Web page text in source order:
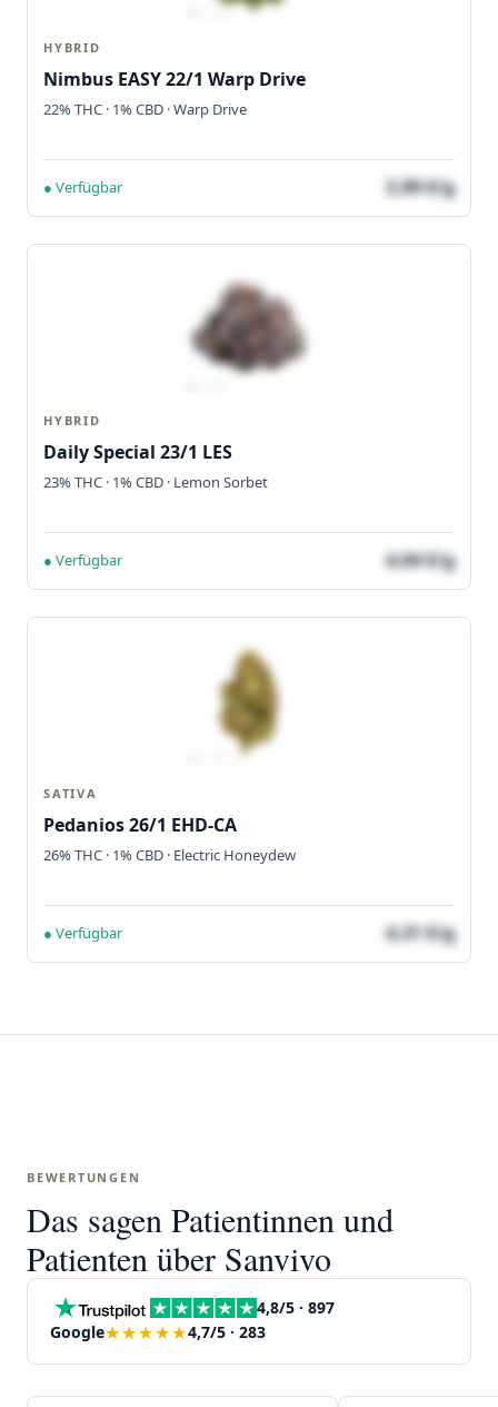
HYBRID
Nimbus EASY 22/1 Warp Drive
22% THC · 1% CBD · Warp Drive
● Verfügbar 3,99 €/g
HYBRID
Daily Special 23/1 LES
23% THC · 1% CBD · Lemon Sorbet
● Verfügbar 4,04 €/g
SATIVA
Pedanios 26/1 EHD-CA
26% THC · 1% CBD · Electric Honeydew
● Verfügbar 4,31 €/g
BEWERTUNGEN
Das sagen Patientinnen und
Patienten über Sanvivo
4,8/5 · 897
Google★★★★★4,7/5 · 283